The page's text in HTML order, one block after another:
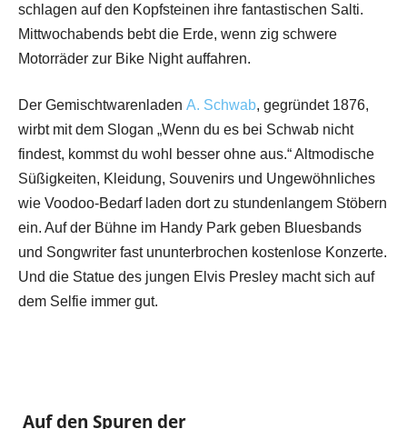
schlagen auf den Kopfsteinen ihre fantastischen Salti.
Mittwochabends bebt die Erde, wenn zig schwere
Motorräder zur Bike Night auffahren.
Der Gemischtwarenladen A. Schwab, gegründet 1876,
wirbt mit dem Slogan „Wenn du es bei Schwab nicht
findest, kommst du wohl besser ohne aus.“ Altmodische
Süßigkeiten, Kleidung, Souvenirs und Ungewöhnliches
wie Voodoo-Bedarf laden dort zu stundenlangem Stöbern
ein. Auf der Bühne im Handy Park geben Bluesbands
und Songwriter fast ununterbrochen kostenlose Konzerte.
Und die Statue des jungen Elvis Presley macht sich auf
dem Selfie immer gut.
Auf den Spuren der